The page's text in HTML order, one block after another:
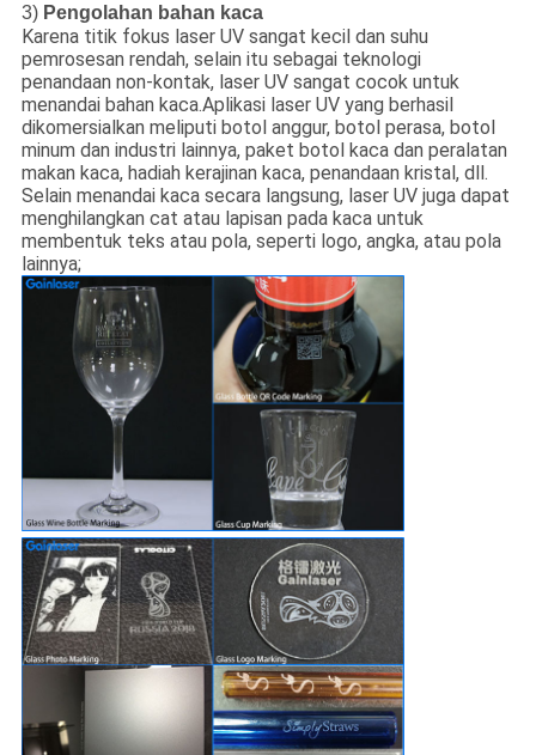
3) Pengolahan bahan kaca
Karena titik fokus laser UV sangat kecil dan suhu
pemrosesan rendah, selain itu sebagai teknologi
penandaan non-kontak, laser UV sangat cocok untuk
menandai bahan kaca.Aplikasi laser UV yang berhasil
dikomersialkan meliputi botol anggur, botol perasa, botol
minum dan industri lainnya, paket botol kaca dan peralatan
makan kaca, hadiah kerajinan kaca, penandaan kristal, dll.
Selain menandai kaca secara langsung, laser UV juga dapat
menghilangkan cat atau lapisan pada kaca untuk
membentuk teks atau pola, seperti logo, angka, atau pola
lainnya;